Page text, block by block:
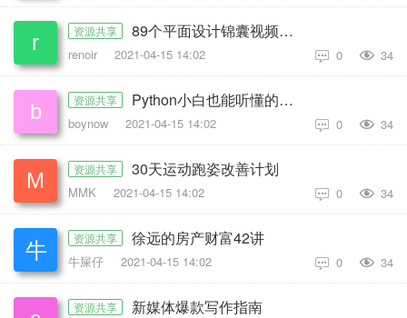
资源共享 89个平面设计锦囊视频教程
renoir 2021-04-15 14:02 0  34
资源共享 Python小白也能听懂的入门课
boynow 2021-04-15 14:02 0  34
资源共享 30天运动跑姿改善计划
MMK 2021-04-15 14:02 0  34
资源共享 徐远的房产财富42讲
牛屎仔 2021-04-15 14:02 0  34
资源共享 新媒体爆款写作指南